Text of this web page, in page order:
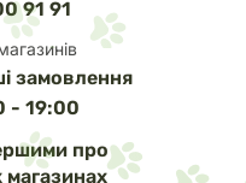
91 91
замовлення
- 19:00
про